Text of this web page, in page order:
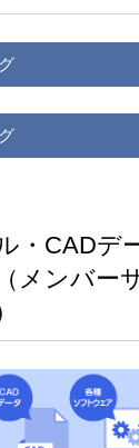
・CADデ
メンバー